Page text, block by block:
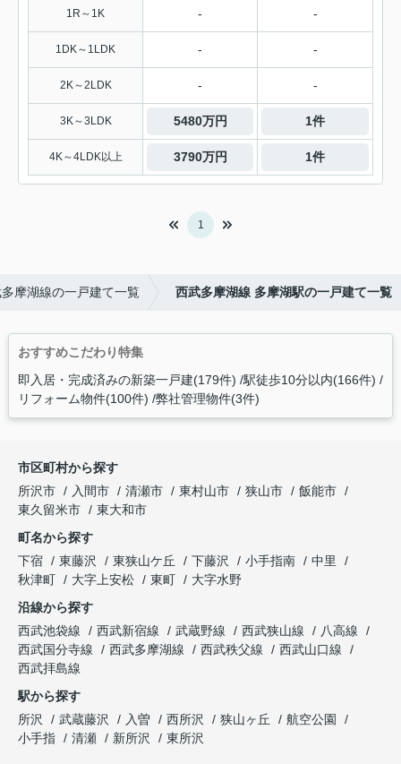
1R～1K - -
1DK～1LDK - -
2K～2LDK - -
3K～3LDK 5480万円 1件
4K～4LDK以上 3790万円 1件
1
摩湖線の一戸建て一覧 西武多摩湖線 多摩湖駅の一戸建て一覧
おすすめこだわり特集
即入居・完成済みの新築一戸建(179件) 駅徒歩10分以内(166件)
リフォーム物件(100件) 弊社管理物件(3件)
市区町村から探す
所沢市
入間市 清瀬市 東村山市 狭山市
飯能市
東久留米市
東大和市
町名から探す
下宿
東藤沢 東狭山ケ丘 下藤沢 小手指南
中里
秋津町
大字上安松 東町
大字水野
沿線から探す
西武池袋線
西武新宿線 武蔵野線 西武狭山線
八高線
西武国分寺線
西武多摩湖線 西武秩父線
西武山口線
西武拝島線
駅から探す
所沢
武蔵藤沢 入曽 西所沢 狭山ヶ丘
航空公園
小手指
清瀬 新所沢 東所沢